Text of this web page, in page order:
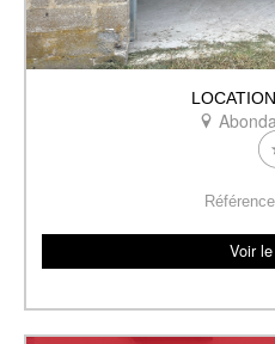
Voir